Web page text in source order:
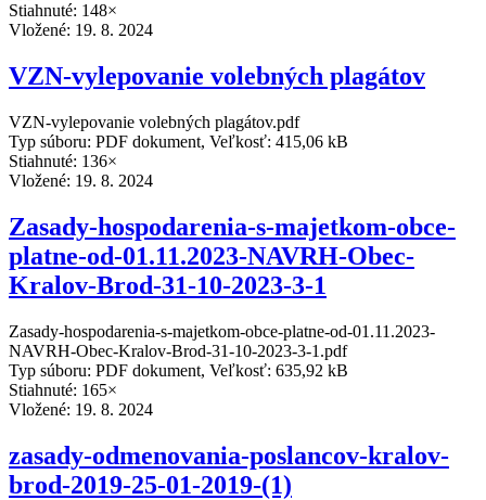
Stiahnuté: 148×
Vložené: 19. 8. 2024
VZN-vylepovanie volebných plagátov
VZN-vylepovanie volebných plagátov.pdf
Typ súboru: PDF dokument, Veľkosť: 415,06 kB
Stiahnuté: 136×
Vložené: 19. 8. 2024
Zasady-hospodarenia-s-majetkom-obce-
platne-od-01.11.2023-NAVRH-Obec-
Kralov-Brod-31-10-2023-3-1
Zasady-hospodarenia-s-majetkom-obce-platne-od-01.11.2023-
NAVRH-Obec-Kralov-Brod-31-10-2023-3-1.pdf
Typ súboru: PDF dokument, Veľkosť: 635,92 kB
Stiahnuté: 165×
Vložené: 19. 8. 2024
zasady-odmenovania-poslancov-kralov-
brod-2019-25-01-2019-(1)